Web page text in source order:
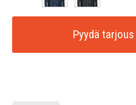
Pyydä tarjous